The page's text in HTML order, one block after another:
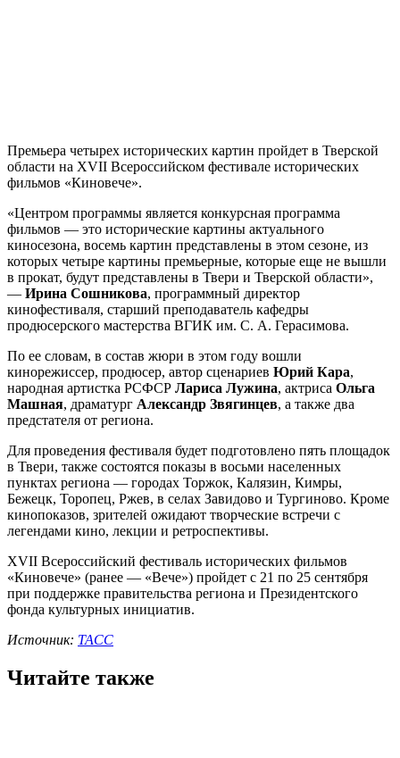
Премьера четырех исторических картин пройдет в Тверской
области на XVII Всероссийском фестивале исторических
фильмов «Киновече».
«Центром программы является конкурсная программа
фильмов — это исторические картины актуального
киносезона, восемь картин представлены в этом сезоне, из
которых четыре картины премьерные, которые еще не вышли
в прокат, будут представлены в Твери и Тверской области»,
— Ирина Сошникова, программный директор
кинофестиваля, старший преподаватель кафедры
продюсерского мастерства ВГИК им. С. А. Герасимова.
По ее словам, в состав жюри в этом году вошли
кинорежиссер, продюсер, автор сценариев Юрий Кара,
народная артистка РСФСР Лариса Лужина, актриса Ольга
Машная, драматург Александр Звягинцев, а также два
предстателя от региона.
Для проведения фестиваля будет подготовлено пять площадок
в Твери, также состоятся показы в восьми населенных
пунктах региона — городах Торжок, Калязин, Кимры,
Бежецк, Торопец, Ржев, в селах Завидово и Тургиново. Кроме
кинопоказов, зрителей ожидают творческие встречи с
легендами кино, лекции и ретроспективы.
XVII Всероссийский фестиваль исторических фильмов
«Киновече» (ранее — «Вече») пройдет с 21 по 25 сентября
при поддержке правительства региона и Президентского
фонда культурных инициатив.
Источник: ТАСС
Читайте также